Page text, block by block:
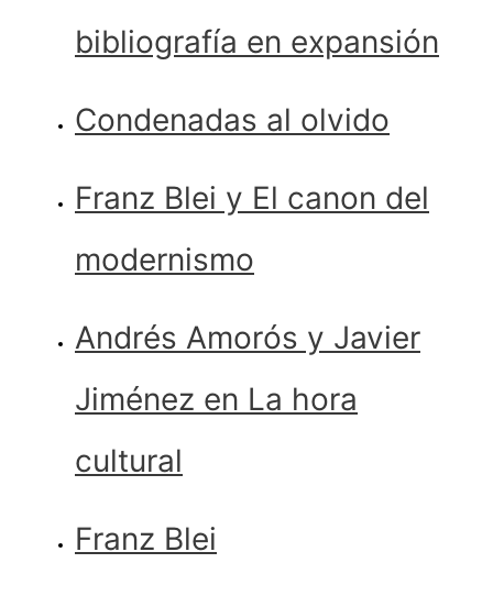
bibliografía en expansión
Condenadas al olvido
Franz Blei y El canon del
modernismo
Andrés Amorós y Javier
Jiménez en La hora
cultural
Franz Blei